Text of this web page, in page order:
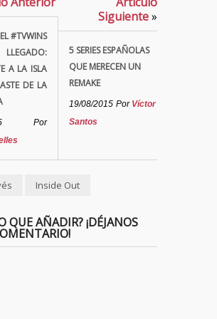
#TVWINS
A LA ISLA
DE LA
Por
Siguiente»
5 SERIES ESPAÑOLAS
QUE MERECEN UN
REMAKE
19/08/2015 Por Víctor
Santos
Inside Out
QUE AÑADIR? ¡DÉJANOS